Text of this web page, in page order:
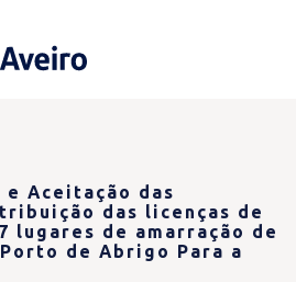
Aceitação das
das licenças de
lugares de amarração de
de Abrigo Para a